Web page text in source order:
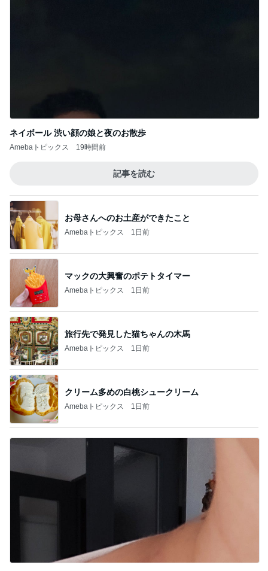
ネイボール 渋い顔の娘と夜のお散歩
Amebaトピックス 19時間前
記事を読む
お母さんへのお土産ができたこと
Amebaトピックス 1日前
マックの大興奮のポテトタイマー
Amebaトピックス 1日前
旅行先で発見した猫ちゃんの木馬
Amebaトピックス 1日前
クリーム多めの白桃シュークリーム
Amebaトピックス 1日前